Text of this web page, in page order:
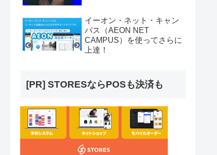
イーオン・ネット・キャン
パス（AEON NET
CAMPUS）を使ってさらに
上達！
[PR] STORESならPOSも決済も